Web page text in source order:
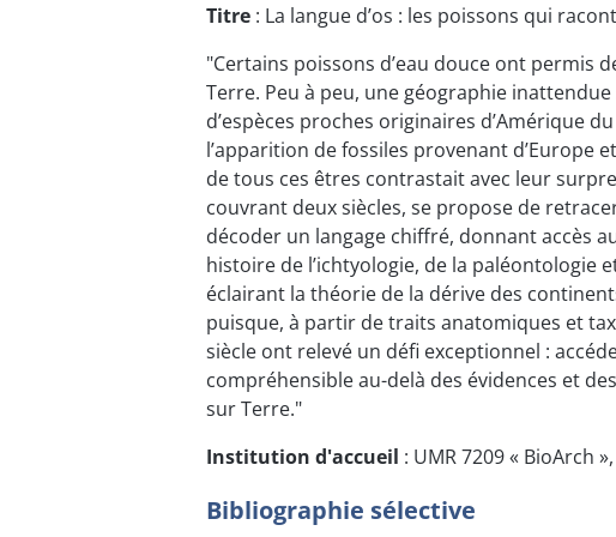
Titre : La langue d’os : les poissons qui
"Certains poissons d’eau douce ont permis
Terre. Peu à peu, une géographie
d’espèces proches originaires d’Amérique
l’apparition de fossiles provenant d’Europe
de tous ces êtres contrastait avec leur
couvrant deux siècles, se propose de
décoder un langage chiffré, donnant accès
histoire de l’ichtyologie, de la paléontologie
éclairant la théorie de la dérive des
puisque, à partir de traits anatomiques et
siècle ont relevé un défi exceptionnel :
compréhensible au-delà des évidences et
sur Terre."
Institution d'accueil : UMR 7209 « BioArch
Bibliographie sélective